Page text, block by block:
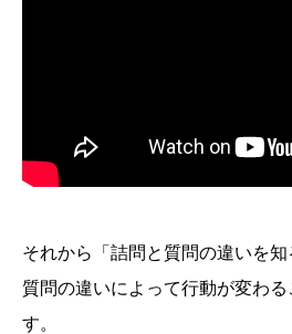
それから「詰問と質問の違いを知
質問の違いによって行動が変わ
す。